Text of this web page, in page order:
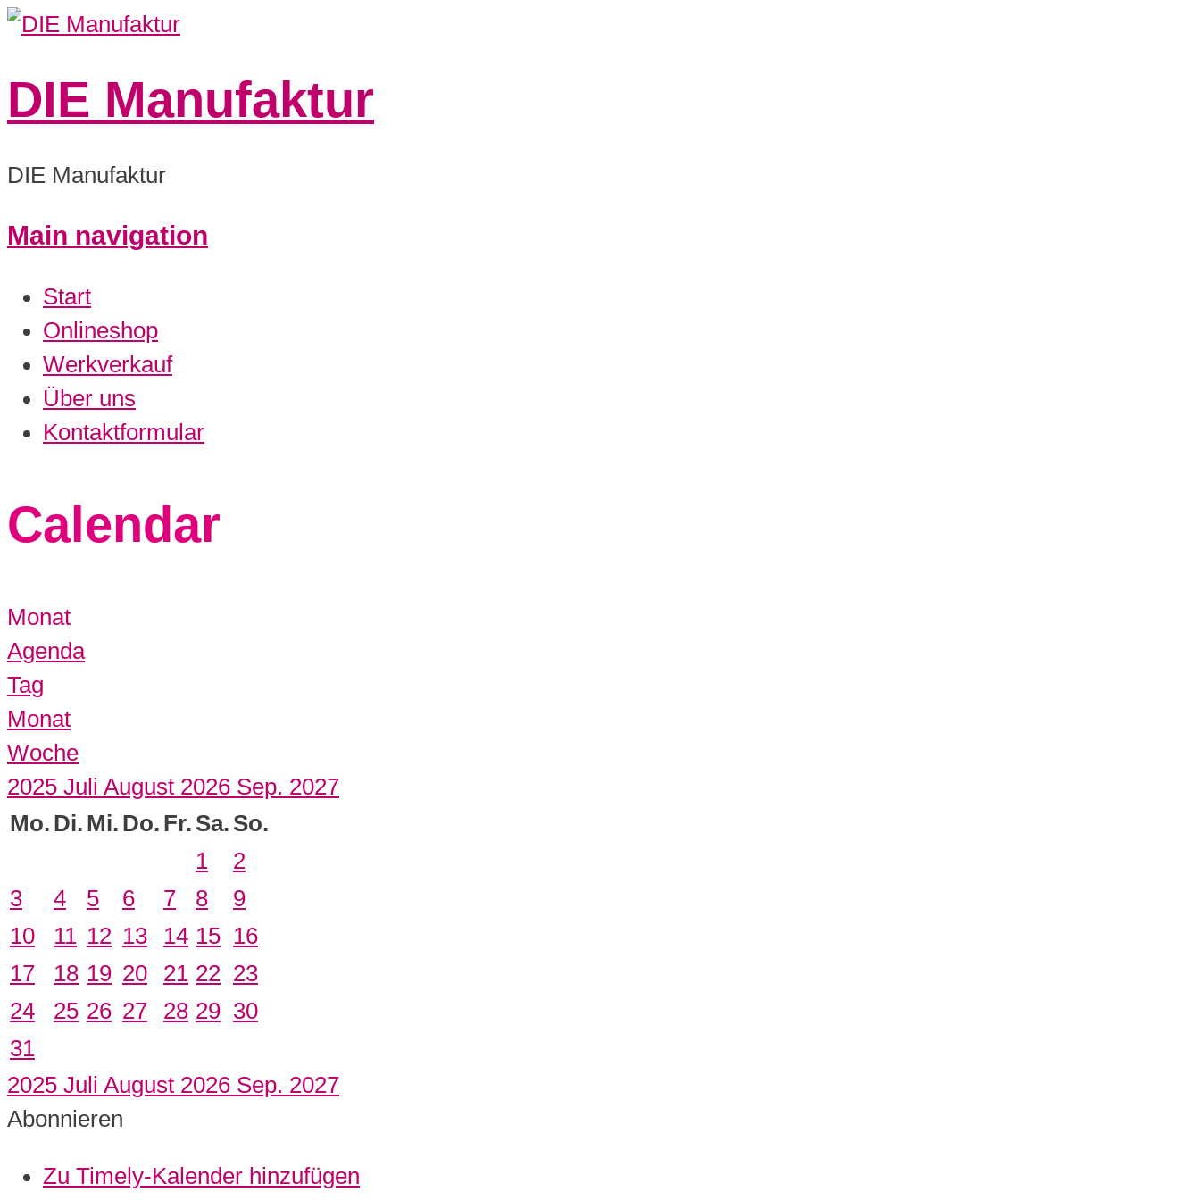
DIE Manufaktur
DIE Manufaktur
Main navigation
Start
Onlineshop
Werkverkauf
Über uns
Kontaktformular
Calendar
Monat
Agenda
Tag
Monat
Woche
2025 Juli August 2026 Sep. 2027
Mo. Di. Mi. Do. Fr. Sa. So.
1
2
3
4 5 6 7 8
9
10
11 12 13 14 15 16
17
18 19 20 21 22 23
24
25 26 27 28 29 30
31
2025 Juli August 2026 Sep. 2027
Abonnieren
Zu Timely-Kalender hinzufügen